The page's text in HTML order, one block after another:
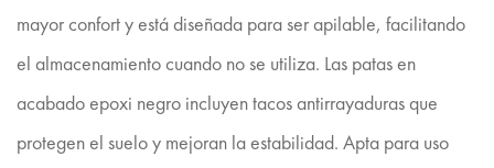
mayor confort y está diseñada para ser apilable, facilitando
el almacenamiento cuando no se utiliza. Las patas en
acabado epoxi negro incluyen tacos antirrayaduras que
protegen el suelo y mejoran la estabilidad. Apta para uso